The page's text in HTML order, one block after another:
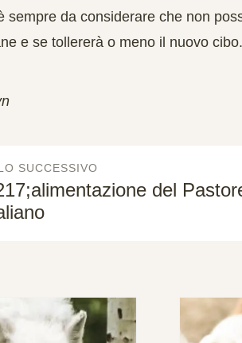
sempre da considerare che non
e se tollererà o meno il nuovo cibo.
SUCCESSIVO
del